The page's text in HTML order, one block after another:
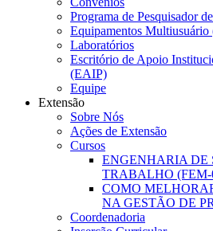
Programa de Pesquisador
Equipamentos
Laboratórios
Escritório de Apoio
(EAIP)
Equipe
Extensão
Sobre Nós
Ações de Extensão
Cursos
ENGENHARIA DE
TRABALHO (FEM-
COMO
NA GESTÃO DE
Coordenadoria